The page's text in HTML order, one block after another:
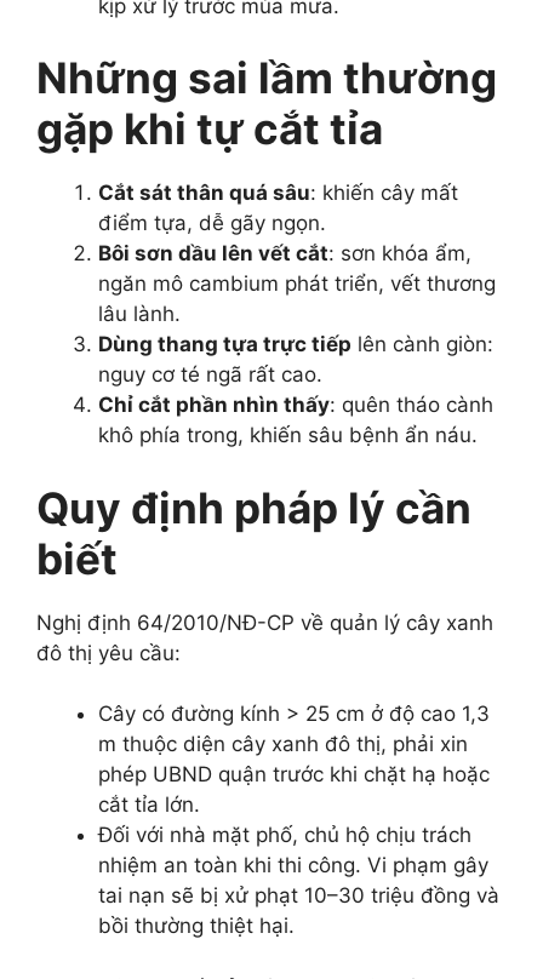
kịp xử lý trước mùa mưa.
Những sai lầm thường
gặp khi tự cắt tỉa
Cắt sát thân quá sâu: khiến cây mất
điểm tựa, dễ gãy ngọn.
Bôi sơn dầu lên vết cắt: sơn khóa ẩm,
ngăn mô cambium phát triển, vết thương
lâu lành.
Dùng thang tựa trực tiếp lên cành giòn:
nguy cơ té ngã rất cao.
Chỉ cắt phần nhìn thấy: quên tháo cành
khô phía trong, khiến sâu bệnh ẩn náu.
Quy định pháp lý cần
biết
Nghị định 64/2010/NĐ-CP về quản lý cây xanh
đô thị yêu cầu:
Cây có đường kính > 25 cm ở độ cao 1,3
m thuộc diện cây xanh đô thị, phải xin
phép UBND quận trước khi chặt hạ hoặc
cắt tỉa lớn.
Đối với nhà mặt phố, chủ hộ chịu trách
nhiệm an toàn khi thi công. Vi phạm gây
tai nạn sẽ bị xử phạt 10–30 triệu đồng và
bồi thường thiệt hại.